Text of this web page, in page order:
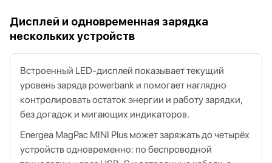
Дисплей и одновременная зарядка
нескольких устройств
Встроенный LED‑дисплей показывает текущий
уровень заряда powerbank и помогает наглядно
контролировать остаток энергии и работу зарядки,
без догадок и мигающих индикаторов.
Energea MagPac MINI Plus может заряжать до четырёх
устройств одновременно: по беспроводной